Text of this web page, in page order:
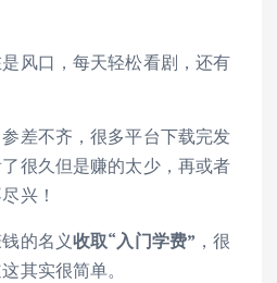
风口，每天轻松看剧，还有
差不齐，很多平台下载完发
很久但是赚的太少，再或者
兴！
的名义收取“入门学费” ，很
其实很简单。